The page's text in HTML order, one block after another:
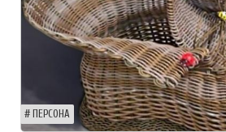
ПЕРСОНА